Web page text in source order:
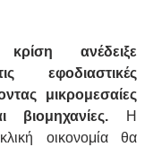
ανέδειξε
εφοδιαστικές
μικρομεσαίες
βιομηχανίες. Η
οικονομία θα